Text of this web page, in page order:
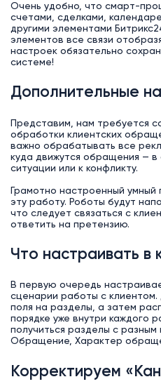
Очень удобно, что смарт-
счетами, сделками,
другими элементами
элементов все связи
настроек обязательно
системе!
Дополнительные
Представим, нам требуется
обработки клиентских
важно обрабатывать все
куда движутся обращения —
ситуации или к конфликту.
Грамотно настроенный
эту работу. Роботы будут
что следует связаться с
ответить на претензию.
Что настраивать в
В первую очередь
сценарии работы с
поля на разделы, а затем
порядке уже внутри каждого
получиться разделы с
Обращение, Характер
Корректируем